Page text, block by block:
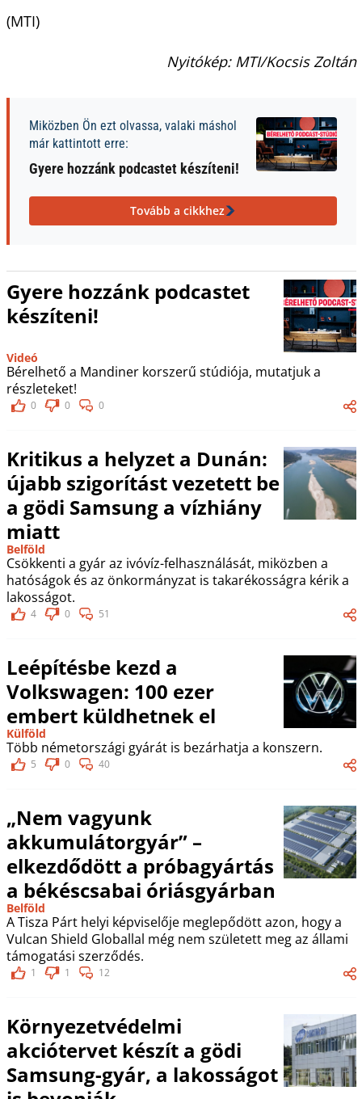
(MTI)
Nyitókép: MTI/Kocsis Zoltán
Miközben Ön ezt olvassa, valaki máshol
már kattintott erre:
Gyere hozzánk podcastet készíteni!
Tovább a cikkhez
Gyere hozzánk podcastet
készíteni!
Videó
Bérelhető a Mandiner korszerű stúdiója, mutatjuk a
részleteket!
0 0 0
Kritikus a helyzet a Dunán:
újabb szigorítást vezetett be
a gödi Samsung a vízhiány
miatt
Belföld
Csökkenti a gyár az ivóvíz-felhasználását, miközben a
hatóságok és az önkormányzat is takarékosságra kérik a
lakosságot.
4 0 51
Leépítésbe kezd a
Volkswagen: 100 ezer
embert küldhetnek el
Külföld
Több németországi gyárát is bezárhatja a konszern.
5 0 40
„Nem vagyunk
akkumulátorgyár” –
elkezdődött a próbagyártás
a békéscsabai óriásgyárban
Belföld
A Tisza Párt helyi képviselője meglepődött azon, hogy a
Vulcan Shield Globallal még nem született meg az állami
támogatási szerződés.
1 1 12
Környezetvédelmi
akciótervet készít a gödi
Samsung-gyár, a lakosságot